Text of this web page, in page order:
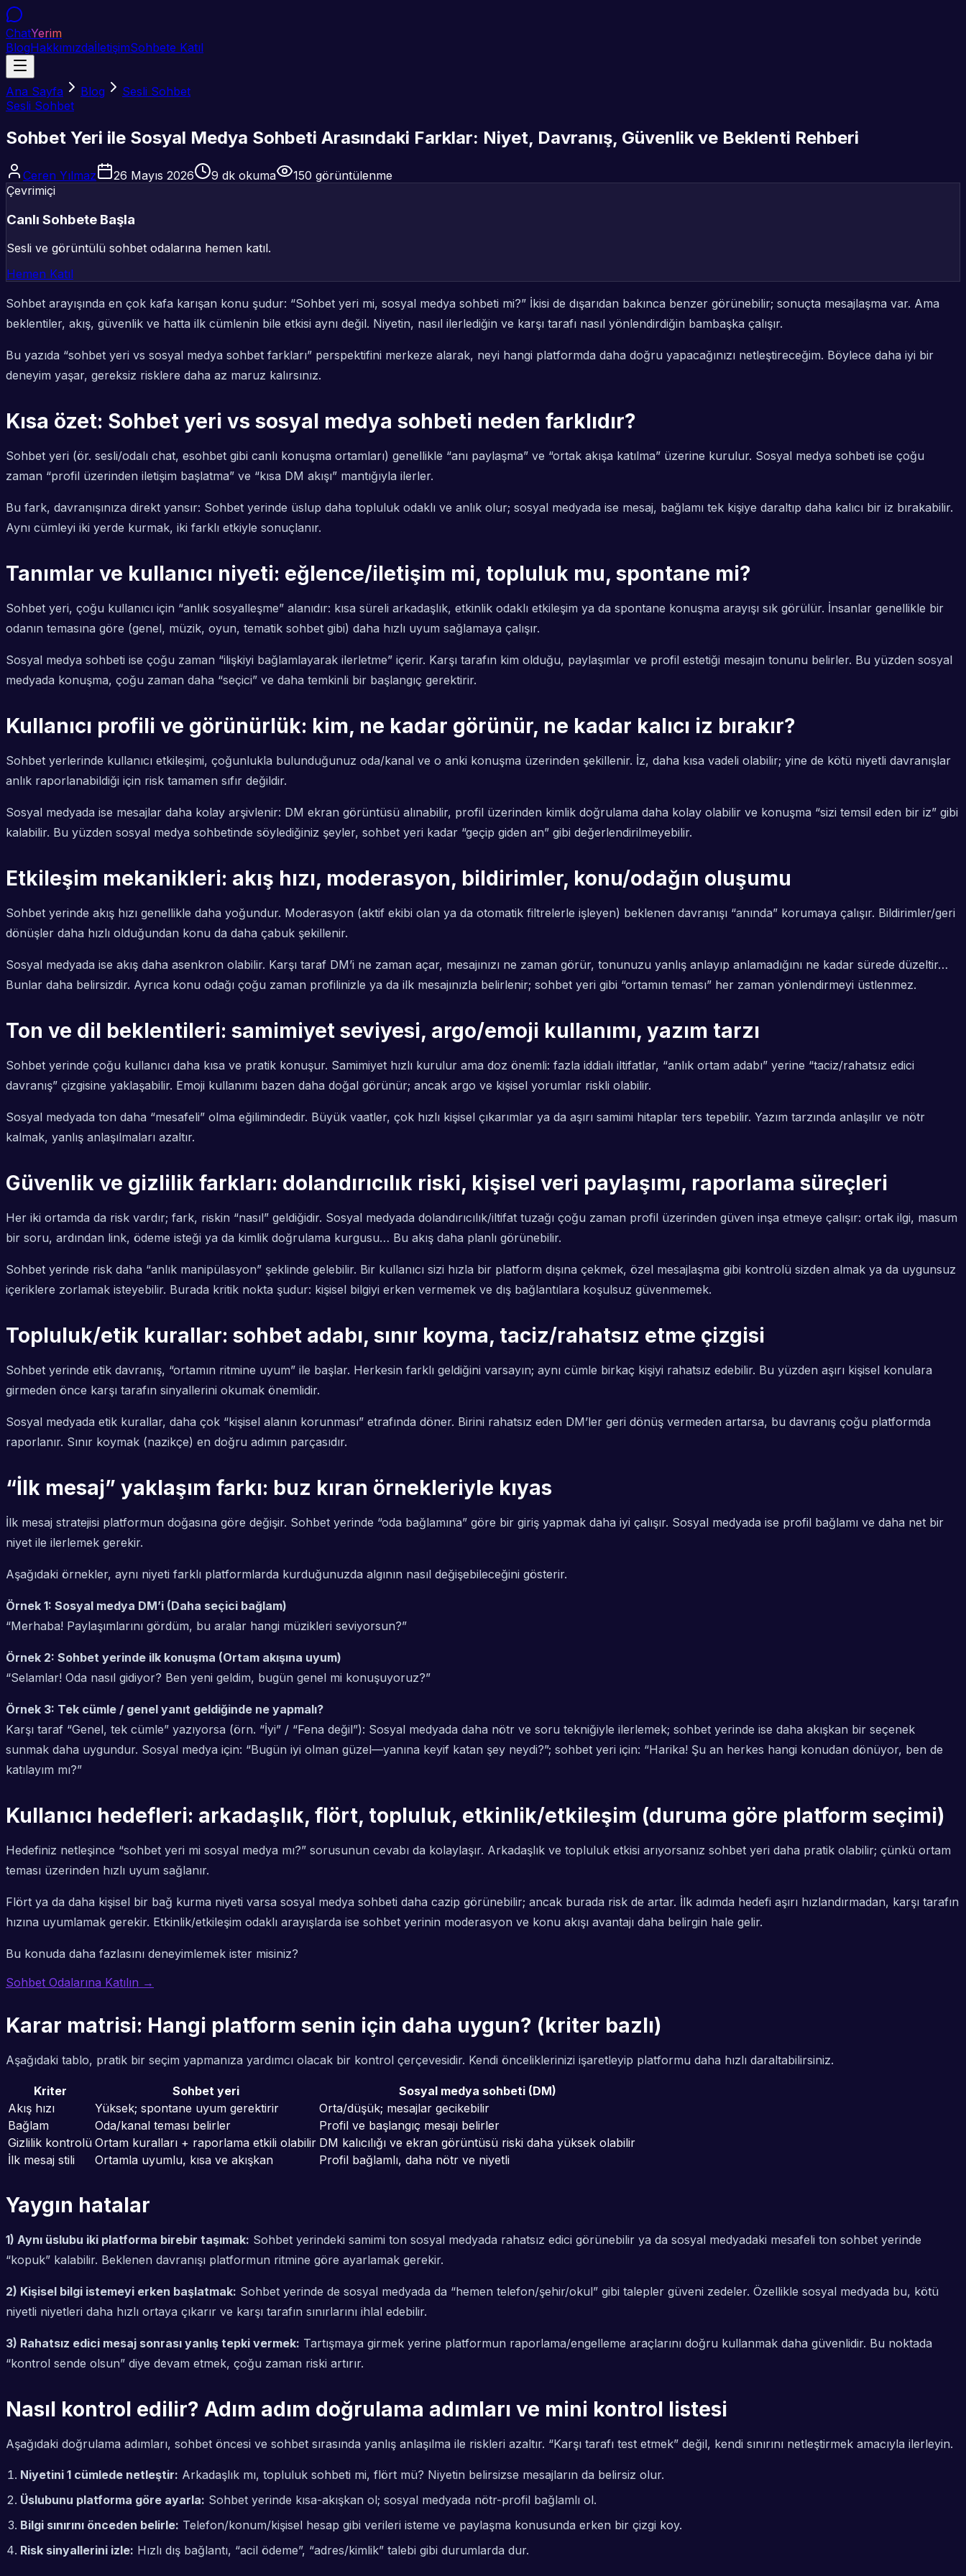
ChatYerim
BlogHakkımızdaİletişimSohbete Katıl
Ana Sayfa Blog
Sesli Sohbet
Sesli Sohbet
Sohbet Yeri ile Sosyal Medya Sohbeti Arasındaki Farklar: Niyet, Davranış, Güvenlik ve Beklenti Rehberi
Ceren Yılmaz 26 Mayıs 2026 9 dk okuma 150 görüntülenme
Çevrimiçi
Canlı Sohbete Başla
Sesli ve görüntülü sohbet odalarına hemen katıl.
Hemen Katıl
Sohbet arayışında en çok kafa karışan konu şudur: “Sohbet yeri mi, sosyal medya sohbeti mi?” İkisi de dışarıdan bakınca benzer görünebilir; sonuçta mesajlaşma var. Ama
beklentiler, akış, güvenlik ve hatta ilk cümlenin bile etkisi aynı değil. Niyetin, nasıl ilerlediğin ve karşı tarafı nasıl yönlendirdiğin bambaşka çalışır.
Bu yazıda “sohbet yeri vs sosyal medya sohbet farkları” perspektifini merkeze alarak, neyi hangi platformda daha doğru yapacağınızı netleştireceğim. Böylece daha iyi bir
deneyim yaşar, gereksiz risklere daha az maruz kalırsınız.
Kısa özet: Sohbet yeri vs sosyal medya sohbeti neden farklıdır?
Sohbet yeri (ör. sesli/odalı chat, esohbet gibi canlı konuşma ortamları) genellikle “anı paylaşma” ve “ortak akışa katılma” üzerine kurulur. Sosyal medya sohbeti ise çoğu
zaman “profil üzerinden iletişim başlatma” ve “kısa DM akışı” mantığıyla ilerler.
Bu fark, davranışınıza direkt yansır: Sohbet yerinde üslup daha topluluk odaklı ve anlık olur; sosyal medyada ise mesaj, bağlamı tek kişiye daraltıp daha kalıcı bir iz bırakabilir.
Aynı cümleyi iki yerde kurmak, iki farklı etkiyle sonuçlanır.
Tanımlar ve kullanıcı niyeti: eğlence/iletişim mi, topluluk mu, spontane mi?
Sohbet yeri, çoğu kullanıcı için “anlık sosyalleşme” alanıdır: kısa süreli arkadaşlık, etkinlik odaklı etkileşim ya da spontane konuşma arayışı sık görülür. İnsanlar genellikle bir
odanın temasına göre (genel, müzik, oyun, tematik sohbet gibi) daha hızlı uyum sağlamaya çalışır.
Sosyal medya sohbeti ise çoğu zaman “ilişkiyi bağlamlayarak ilerletme” içerir. Karşı tarafın kim olduğu, paylaşımlar ve profil estetiği mesajın tonunu belirler. Bu yüzden sosyal
medyada konuşma, çoğu zaman daha “seçici” ve daha temkinli bir başlangıç gerektirir.
Kullanıcı profili ve görünürlük: kim, ne kadar görünür, ne kadar kalıcı iz bırakır?
Sohbet yerlerinde kullanıcı etkileşimi, çoğunlukla bulunduğunuz oda/kanal ve o anki konuşma üzerinden şekillenir. İz, daha kısa vadeli olabilir; yine de kötü niyetli davranışlar
anlık raporlanabildiği için risk tamamen sıfır değildir.
Sosyal medyada ise mesajlar daha kolay arşivlenir: DM ekran görüntüsü alınabilir, profil üzerinden kimlik doğrulama daha kolay olabilir ve konuşma “sizi temsil eden bir iz” gibi
kalabilir. Bu yüzden sosyal medya sohbetinde söylediğiniz şeyler, sohbet yeri kadar “geçip giden an” gibi değerlendirilmeyebilir.
Etkileşim mekanikleri: akış hızı, moderasyon, bildirimler, konu/odağın oluşumu
Sohbet yerinde akış hızı genellikle daha yoğundur. Moderasyon (aktif ekibi olan ya da otomatik filtrelerle işleyen) beklenen davranışı “anında” korumaya çalışır. Bildirimler/geri
dönüşler daha hızlı olduğundan konu da daha çabuk şekillenir.
Sosyal medyada ise akış daha asenkron olabilir. Karşı taraf DM’i ne zaman açar, mesajınızı ne zaman görür, tonunuzu yanlış anlayıp anlamadığını ne kadar sürede düzeltir…
Bunlar daha belirsizdir. Ayrıca konu odağı çoğu zaman profilinizle ya da ilk mesajınızla belirlenir; sohbet yeri gibi “ortamın teması” her zaman yönlendirmeyi üstlenmez.
Ton ve dil beklentileri: samimiyet seviyesi, argo/emoji kullanımı, yazım tarzı
Sohbet yerinde çoğu kullanıcı daha kısa ve pratik konuşur. Samimiyet hızlı kurulur ama doz önemli: fazla iddialı iltifatlar, “anlık ortam adabı” yerine “taciz/rahatsız edici
davranış” çizgisine yaklaşabilir. Emoji kullanımı bazen daha doğal görünür; ancak argo ve kişisel yorumlar riskli olabilir.
Sosyal medyada ton daha “mesafeli” olma eğilimindedir. Büyük vaatler, çok hızlı kişisel çıkarımlar ya da aşırı samimi hitaplar ters tepebilir. Yazım tarzında anlaşılır ve nötr
kalmak, yanlış anlaşılmaları azaltır.
Güvenlik ve gizlilik farkları: dolandırıcılık riski, kişisel veri paylaşımı, raporlama süreçleri
Her iki ortamda da risk vardır; fark, riskin “nasıl” geldiğidir. Sosyal medyada dolandırıcılık/iltifat tuzağı çoğu zaman profil üzerinden güven inşa etmeye çalışır: ortak ilgi, masum
bir soru, ardından link, ödeme isteği ya da kimlik doğrulama kurgusu… Bu akış daha planlı görünebilir.
Sohbet yerinde risk daha “anlık manipülasyon” şeklinde gelebilir. Bir kullanıcı sizi hızla bir platform dışına çekmek, özel mesajlaşma gibi kontrolü sizden almak ya da uygunsuz
içeriklere zorlamak isteyebilir. Burada kritik nokta şudur: kişisel bilgiyi erken vermemek ve dış bağlantılara koşulsuz güvenmemek.
Topluluk/etik kurallar: sohbet adabı, sınır koyma, taciz/rahatsız etme çizgisi
Sohbet yerinde etik davranış, “ortamın ritmine uyum” ile başlar. Herkesin farklı geldiğini varsayın; aynı cümle birkaç kişiyi rahatsız edebilir. Bu yüzden aşırı kişisel konulara
girmeden önce karşı tarafın sinyallerini okumak önemlidir.
Sosyal medyada etik kurallar, daha çok “kişisel alanın korunması” etrafında döner. Birini rahatsız eden DM’ler geri dönüş vermeden artarsa, bu davranış çoğu platformda
raporlanır. Sınır koymak (nazikçe) en doğru adımın parçasıdır.
“İlk mesaj” yaklaşım farkı: buz kıran örnekleriyle kıyas
İlk mesaj stratejisi platformun doğasına göre değişir. Sohbet yerinde “oda bağlamına” göre bir giriş yapmak daha iyi çalışır. Sosyal medyada ise profil bağlamı ve daha net bir
niyet ile ilerlemek gerekir.
Aşağıdaki örnekler, aynı niyeti farklı platformlarda kurduğunuzda algının nasıl değişebileceğini gösterir.
Örnek 1: Sosyal medya DM’i (Daha seçici bağlam)
“Merhaba! Paylaşımlarını gördüm, bu aralar hangi müzikleri seviyorsun?”
Örnek 2: Sohbet yerinde ilk konuşma (Ortam akışına uyum)
“Selamlar! Oda nasıl gidiyor? Ben yeni geldim, bugün genel mi konuşuyoruz?”
Örnek 3: Tek cümle / genel yanıt geldiğinde ne yapmalı?
Karşı taraf “Genel, tek cümle” yazıyorsa (örn. “İyi” / “Fena değil”): Sosyal medyada daha nötr ve soru tekniğiyle ilerlemek; sohbet yerinde ise daha akışkan bir seçenek
sunmak daha uygundur. Sosyal medya için: “Bugün iyi olman güzel—yanına keyif katan şey neydi?”; sohbet yeri için: “Harika! Şu an herkes hangi konudan dönüyor, ben de
katılayım mı?”
Kullanıcı hedefleri: arkadaşlık, flört, topluluk, etkinlik/etkileşim (duruma göre platform seçimi)
Hedefiniz netleşince “sohbet yeri mi sosyal medya mı?” sorusunun cevabı da kolaylaşır. Arkadaşlık ve topluluk etkisi arıyorsanız sohbet yeri daha pratik olabilir; çünkü ortam
teması üzerinden hızlı uyum sağlanır.
Flört ya da daha kişisel bir bağ kurma niyeti varsa sosyal medya sohbeti daha cazip görünebilir; ancak burada risk de artar. İlk adımda hedefi aşırı hızlandırmadan, karşı tarafın
hızına uyumlamak gerekir. Etkinlik/etkileşim odaklı arayışlarda ise sohbet yerinin moderasyon ve konu akışı avantajı daha belirgin hale gelir.
Bu konuda daha fazlasını deneyimlemek ister misiniz?
Sohbet Odalarına Katılın →
Karar matrisi: Hangi platform senin için daha uygun? (kriter bazlı)
Aşağıdaki tablo, pratik bir seçim yapmanıza yardımcı olacak bir kontrol çerçevesidir. Kendi önceliklerinizi işaretleyip platformu daha hızlı daraltabilirsiniz.
Kriter Sohbet yeri
Sosyal medya sohbeti (DM)
Akış hızı
Yüksek; spontane uyum gerektirir
Orta/düşük; mesajlar gecikebilir
Bağlam
Oda/kanal teması belirler
Profil ve başlangıç mesajı belirler
Gizlilik kontrolü Ortam kuralları + raporlama etkili olabilir DM kalıcılığı ve ekran görüntüsü riski daha yüksek olabilir
İlk mesaj stili
Ortamla uyumlu, kısa ve akışkan Profil bağlamlı, daha nötr ve niyetli
Yaygın hatalar
1) Aynı üslubu iki platforma birebir taşımak: Sohbet yerindeki samimi ton sosyal medyada rahatsız edici görünebilir ya da sosyal medyadaki mesafeli ton sohbet yerinde
“kopuk” kalabilir. Beklenen davranışı platformun ritmine göre ayarlamak gerekir.
2) Kişisel bilgi istemeyi erken başlatmak: Sohbet yerinde de sosyal medyada da “hemen telefon/şehir/okul” gibi talepler güveni zedeler. Özellikle sosyal medyada bu, kötü
niyetli niyetleri daha hızlı ortaya çıkarır ve karşı tarafın sınırlarını ihlal edebilir.
3) Rahatsız edici mesaj sonrası yanlış tepki vermek: Tartışmaya girmek yerine platformun raporlama/engelleme araçlarını doğru kullanmak daha güvenlidir. Bu noktada
“kontrol sende olsun” diye devam etmek, çoğu zaman riski artırır.
Nasıl kontrol edilir? Adım adım doğrulama adımları ve mini kontrol listesi
Aşağıdaki doğrulama adımları, sohbet öncesi ve sohbet sırasında yanlış anlaşılma ile riskleri azaltır. “Karşı tarafı test etmek” değil, kendi sınırını netleştirmek amacıyla ilerleyin.
Niyetini 1 cümlede netleştir: Arkadaşlık mı, topluluk sohbeti mi, flört mü? Niyetin belirsizse mesajların da belirsiz olur.
Üslubunu platforma göre ayarla: Sohbet yerinde kısa-akışkan ol; sosyal medyada nötr-profil bağlamlı ol.
Bilgi sınırını önceden belirle: Telefon/konum/kişisel hesap gibi verileri isteme ve paylaşma konusunda erken bir çizgi koy.
Risk sinyallerini izle: Hızlı dış bağlantı, “acil ödeme”, “adres/kimlik” talebi gibi durumlarda dur.